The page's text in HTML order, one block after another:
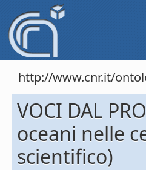
http://www.cnr.it/
VOCI DAL
oceani nelle
scientifico)